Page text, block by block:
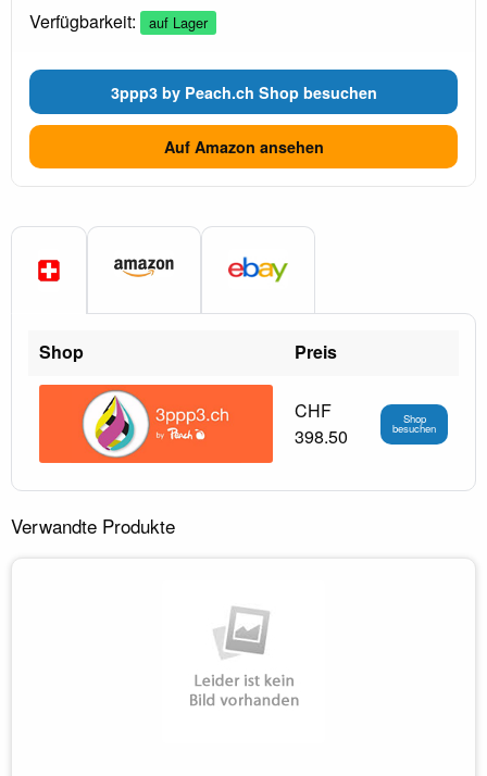
Verfügbarkeit:
auf Lager
3ppp3 by Peach.ch Shop besuchen
Auf Amazon ansehen
Shop Preis
CHF
398.50
Shop
besuchen
Verwandte Produkte